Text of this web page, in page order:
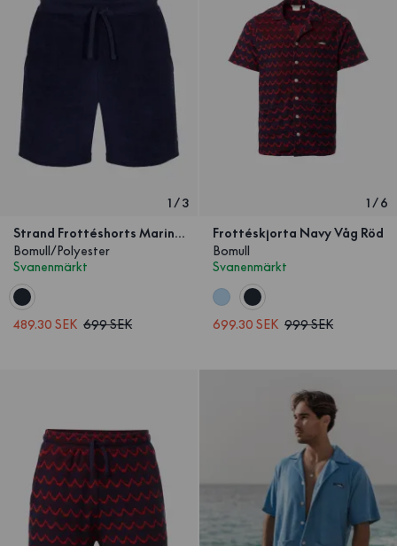
1 /3
Strand Frottéshorts Marinblå
Bomull/Polyester
Svanenmärkt
489.30 SEK 699 SEK
1 /6
Frottéskjorta Navy Våg Röd
Bomull
Svanenmärkt
699.30 SEK 999 SEK